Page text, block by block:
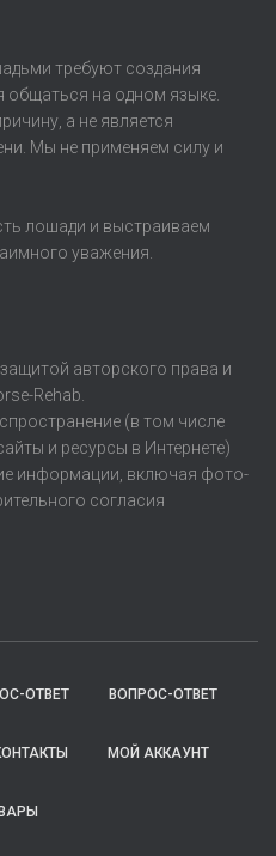
требуют создания
на одном языке.
а не является
Мы не применяем силу и
лошади и выстраиваем
уважения.
авторского права и
Rehab.
(в том числе
и ресурсы в Интернете)
информации, включая фото-
согласия
ОТВЕТ ВОПРОС-ОТВЕТ
МОЙ АККАУНТ